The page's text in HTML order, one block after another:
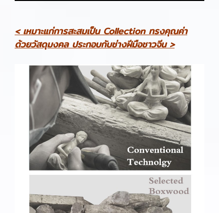
< เหมาะแก่การสะสมเป็น Collection ทรงคุณค่า
ด้วยวัสดุมงคล ประกอบกับช่างฝีมือชาวจีน >